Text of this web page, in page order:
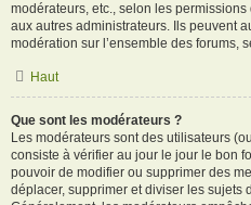
modérateurs, etc., selon les
aux autres administrateurs. Ils peuvent
modération sur l’ensemble des forums,
Haut
Que sont les modérateurs ?
Les modérateurs sont des utilisateurs
consiste à vérifier au jour le jour le bon
pouvoir de modifier ou supprimer des
déplacer, supprimer et diviser les sujets